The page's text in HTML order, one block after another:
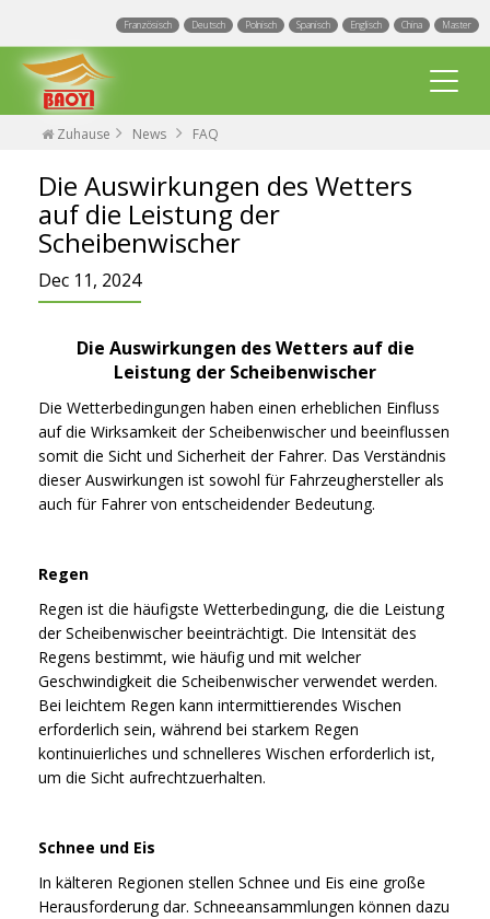
Französisch Deutsch Polnisch Spanisch Englisch China Master
Flachbalken Sheibenwischer
Fahrzeugspezifische Wischerblätter
Hybrid Scheibenwischer
Bügelwischer
Winter Scheibenwischer
Veranstaltungen
Blogs
Ausstellung
Fabrik
Unser Team
Katalog
Video
Arbeitnehmer
Garantie
Lieferung
MOQ
Zahlung
Abteilung Forschung und Entwicklung
ERP System
MATERIAL
Werkstatt
F &E TEAM
BESCHEINIGUNG
Zuhause News FAQ
Die Auswirkungen des Wetters
auf die Leistung der
Scheibenwischer
Dec 11, 2024
Die Auswirkungen des Wetters auf die
Leistung der Scheibenwischer
Die Wetterbedingungen haben einen erheblichen Einfluss
auf die Wirksamkeit der Scheibenwischer und beeinflussen
somit die Sicht und Sicherheit der Fahrer. Das Verständnis
dieser Auswirkungen ist sowohl für Fahrzeughersteller als
auch für Fahrer von entscheidender Bedeutung.
Regen
Regen ist die häufigste Wetterbedingung, die die Leistung
der Scheibenwischer beeinträchtigt. Die Intensität des
Regens bestimmt, wie häufig und mit welcher
Geschwindigkeit die Scheibenwischer verwendet werden.
Bei leichtem Regen kann intermittierendes Wischen
erforderlich sein, während bei starkem Regen
kontinuierliches und schnelleres Wischen erforderlich ist,
um die Sicht aufrechtzuerhalten.
Schnee und Eis
In kälteren Regionen stellen Schnee und Eis eine große
Herausforderung dar. Schneeansammlungen können dazu